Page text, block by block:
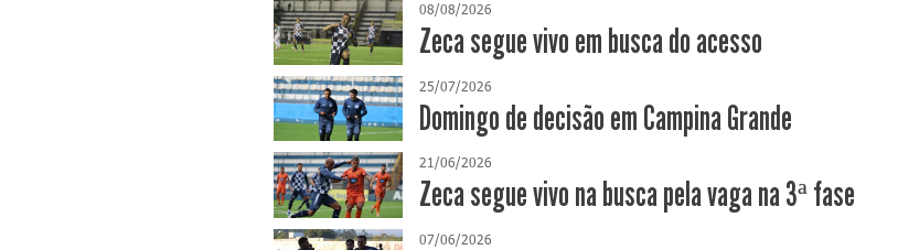
08/08/2026
Zeca segue vivo em busca do acesso
25/07/2026
Domingo de decisão em Campina Grande
21/06/2026
Zeca segue vivo na busca pela vaga na 3ª fase
07/06/2026